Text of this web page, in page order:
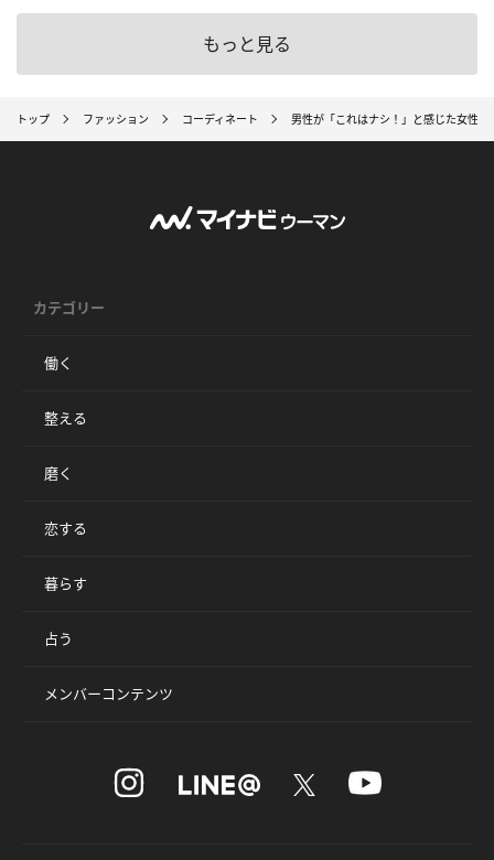
もっと見る
トップ ファッション コーディネート 男性が「これはナシ！」と感じた女性
カテゴリー
働く
整える
磨く
恋する
暮らす
占う
メンバーコンテンツ